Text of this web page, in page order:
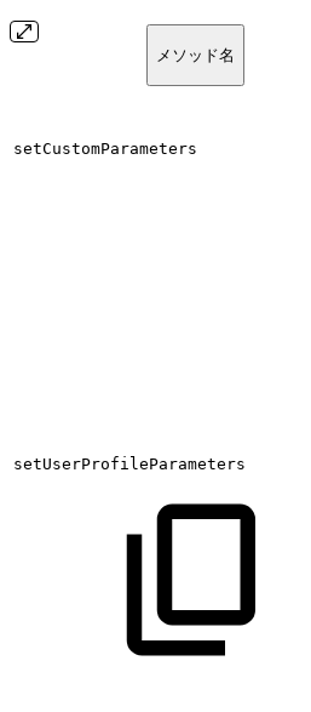
メソッド名
setCustomParameters
setUserProfileParameters